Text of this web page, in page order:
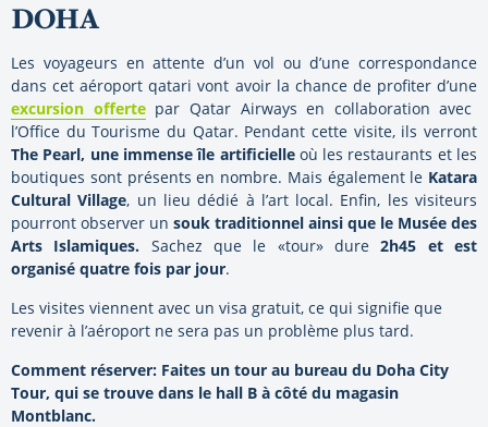
DOHA
Les voyageurs en attente d’un vol ou d’une correspondance
dans cet aéroport qatari vont avoir la chance de profiter d’une
excursion offertepar Qatar Airways en collaboration avec
l’Office du Tourisme du Qatar. Pendant cette visite, ils verront
The Pearl, une immense île artificielleoù les restaurants et les
boutiques sont présents en nombre. Mais également le Katara
Cultural Village, un lieu dédié à l’art local. Enfin, les visiteurs
pourront observer un souk traditionnel ainsi que le Musée des
Arts Islamiques. Sachez que le «tour» dure2h45 et est
organisé quatre fois par jour.
Les visites viennent avec un visa gratuit, ce qui signifie que
revenir à l’aéroport ne sera pas un problème plus tard.
Comment réserver: Faites un tour au bureau du Doha City
Tour, qui se trouve dans le hall B à côté du magasin
Montblanc.